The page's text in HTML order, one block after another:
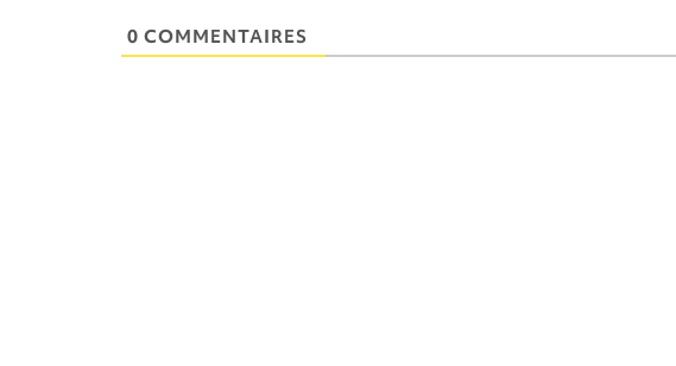
0 COMMENTAIRES